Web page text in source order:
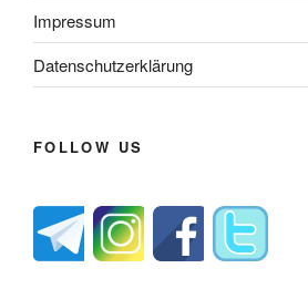
Impressum
Datenschutzerklärung
FOLLOW US